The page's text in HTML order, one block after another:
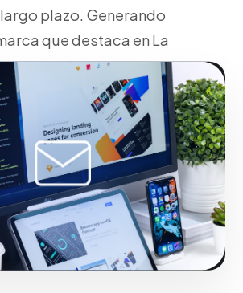
plazo. Generando
que destaca en La
de tácticas Go-To-Market y
el retorno de inversión